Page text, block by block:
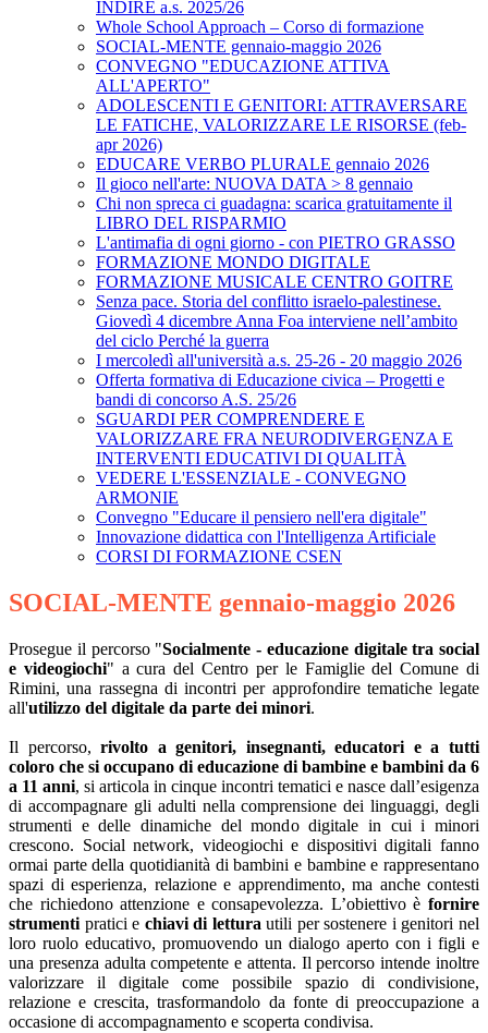
INDIRE a.s. 2025/26
Whole School Approach – Corso di formazione
SOCIAL-MENTE gennaio-maggio 2026
CONVEGNO "EDUCAZIONE ATTIVA
ALL'APERTO"
ADOLESCENTI E GENITORI: ATTRAVERSARE
LE FATICHE, VALORIZZARE LE RISORSE (feb-
apr 2026)
EDUCARE VERBO PLURALE gennaio 2026
Il gioco nell'arte: NUOVA DATA > 8 gennaio
Chi non spreca ci guadagna: scarica gratuitamente il
LIBRO DEL RISPARMIO
L'antimafia di ogni giorno - con PIETRO GRASSO
FORMAZIONE MONDO DIGITALE
FORMAZIONE MUSICALE CENTRO GOITRE
Senza pace. Storia del conflitto israelo-palestinese.
Giovedì 4 dicembre Anna Foa interviene nell’ambito
del ciclo Perché la guerra
I mercoledì all'università a.s. 25-26 - 20 maggio 2026
Offerta formativa di Educazione civica – Progetti e
bandi di concorso A.S. 25/26
SGUARDI PER COMPRENDERE E
VALORIZZARE FRA NEURODIVERGENZA E
INTERVENTI EDUCATIVI DI QUALITÀ
VEDERE L'ESSENZIALE - CONVEGNO
ARMONIE
Convegno "Educare il pensiero nell'era digitale"
Innovazione didattica con l'Intelligenza Artificiale
CORSI DI FORMAZIONE CSEN
SOCIAL-MENTE gennaio-maggio 2026
Prosegue il percorso "Socialmente - educazione digitale tra social
e videogiochi" a cura del Centro per le Famiglie del Comune di
Rimini, una rassegna di incontri per approfondire tematiche legate
all'utilizzo del digitale da parte dei minori.
Il percorso,rivolto a genitori, insegnanti, educatori e a tutti
coloro che si occupano di educazione di bambine e bambini da 6
a 11 anni, si articola in cinque incontri tematici e nasce dall’esigenza
di accompagnare gli adulti nella comprensione dei linguaggi, degli
strumenti e delle dinamiche del mondo digitale in cui i minori
crescono. Social network, videogiochi e dispositivi digitali fanno
ormai parte della quotidianità di bambini e bambine e rappresentano
spazi di esperienza, relazione e apprendimento, ma anche contesti
che richiedono attenzione e consapevolezza. L’obiettivo è fornire
strumenti pratici e chiavi di letturautili per sostenere i genitori nel
loro ruolo educativo, promuovendo un dialogo aperto con i figli e
una presenza adulta competente e attenta. Il percorso intende inoltre
valorizzare il digitale come possibile spazio di condivisione,
relazione e crescita, trasformandolo da fonte di preoccupazione a
occasione di accompagnamento e scoperta condivisa.